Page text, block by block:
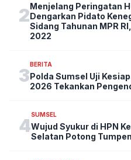
2Menjelang Peringatan
Dengarkan Pidato
Sidang Tahunan MPR
2022
3
BERITA
Polda Sumsel Uji
2026 Tekankan
4
SUMSEL
Wujud Syukur di HPN
Selatan Potong